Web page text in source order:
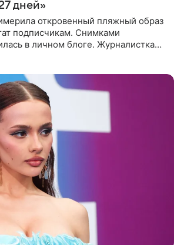
дней»
откровенный пляжный образ
подписчикам. Снимками
в личном блоге. Журналистка